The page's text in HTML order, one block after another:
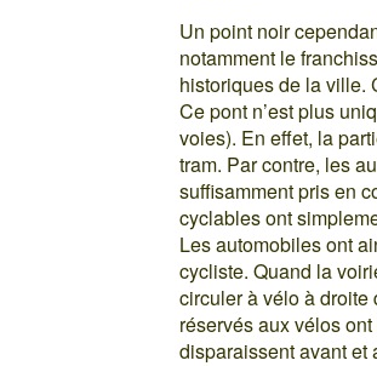
Un point noir
notamment le
historiques de la ville.
Ce pont n’est plus
voies). En effet, la
tram. Par contre, les
suffisamment pris en
cyclables ont
Les automobiles ont
cycliste. Quand la
circuler à vélo à droite
réservés aux vélos
disparaissent avant et